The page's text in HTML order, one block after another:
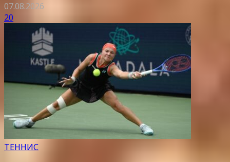
07.08.2026
20
ТЕННИС